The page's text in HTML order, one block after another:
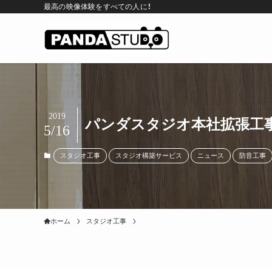
最高の映像体験をすべての人に！
パンダスタジオ本社拡張工
2019
5/16
スタジオ工事 スタジオ構築サービス ニュース 防音工事
ホーム スタジオ工事